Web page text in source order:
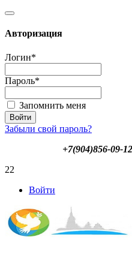
Авторизация
Логин*
Пароль*
Запомнить меня
Забыли свой пароль?
+7(904)856-09-12
22
Войти